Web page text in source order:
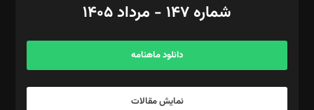
آگهی و مشترکین: ۰۹۱۹۹۹۹۰۴۵۴
شماره ۱۴۷ - مرداد ۱۴۰۵
دانلود ماهنامه
نمایش مقالات